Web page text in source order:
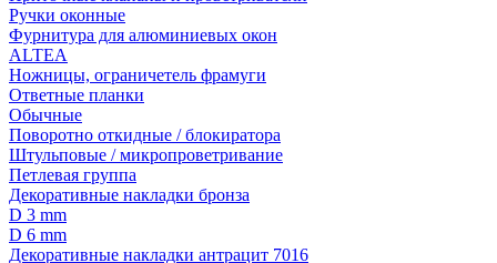
Ручки оконные
Фурнитура для алюминиевых окон
ALTEA
Ножницы, ограничетель фрамуги
Ответные планки
Обычные
Поворотно откидные / блокиратора
Штульповые / микропроветривание
Петлевая группа
Декоративные накладки бронза
D 3 mm
D 6 mm
Декоративные накладки антрацит 7016